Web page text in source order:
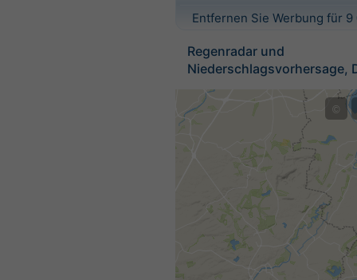
Entfernen Sie Werbung für
Regenradar und
Niederschlagsvorhersage,
©